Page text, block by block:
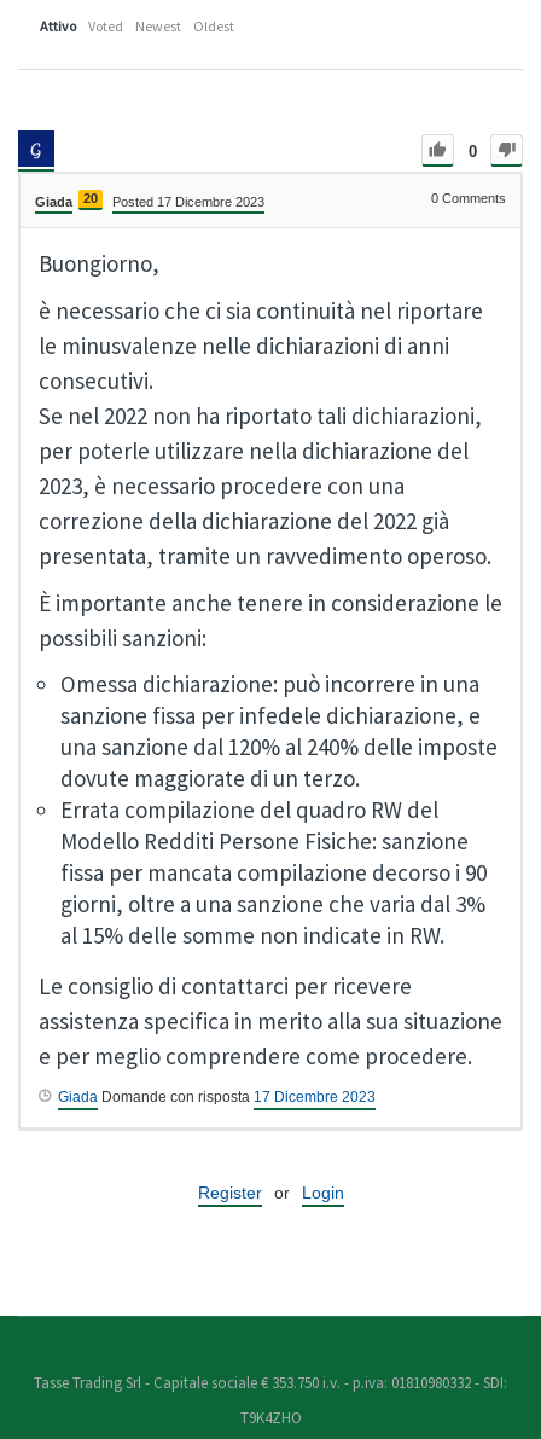
Attivo Voted Newest Oldest
0
Giada 20 Posted 17 Dicembre 2023 0 Comments
Buongiorno,
è necessario che ci sia continuità nel riportare
le minusvalenze nelle dichiarazioni di anni
consecutivi.
Se nel 2022 non ha riportato tali dichiarazioni,
per poterle utilizzare nella dichiarazione del
2023, è necessario procedere con una
correzione della dichiarazione del 2022 già
presentata, tramite un ravvedimento operoso.
È importante anche tenere in considerazione le
possibili sanzioni:
Omessa dichiarazione: può incorrere in una
sanzione fissa per infedele dichiarazione, e
una sanzione dal 120% al 240% delle imposte
dovute maggiorate di un terzo.
Errata compilazione del quadro RW del
Modello Redditi Persone Fisiche: sanzione
fissa per mancata compilazione decorso i 90
giorni, oltre a una sanzione che varia dal 3%
al 15% delle somme non indicate in RW.
Le consiglio di contattarci per ricevere
assistenza specifica in merito alla sua situazione
e per meglio comprendere come procedere.
Giada Domande con risposta 17 Dicembre 2023
Register or Login
Tasse Trading Srl - Capitale sociale € 353.750 i.v. - p.iva: 01810980332 - SDI:
T9K4ZHO